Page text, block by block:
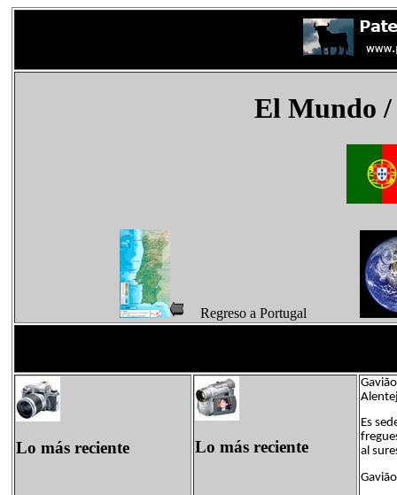
El Mundo
Regreso a Portugal
Lo más reciente Lo más reciente
Es
al